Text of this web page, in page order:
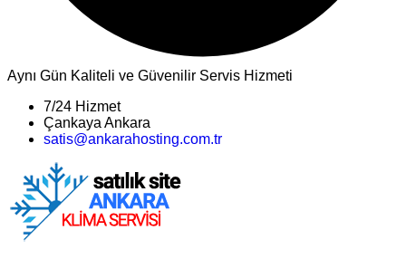
Aynı Gün Kaliteli ve Güvenilir Servis Hizmeti
7/24 Hizmet
Çankaya Ankara
satis@ankarahosting.com.tr